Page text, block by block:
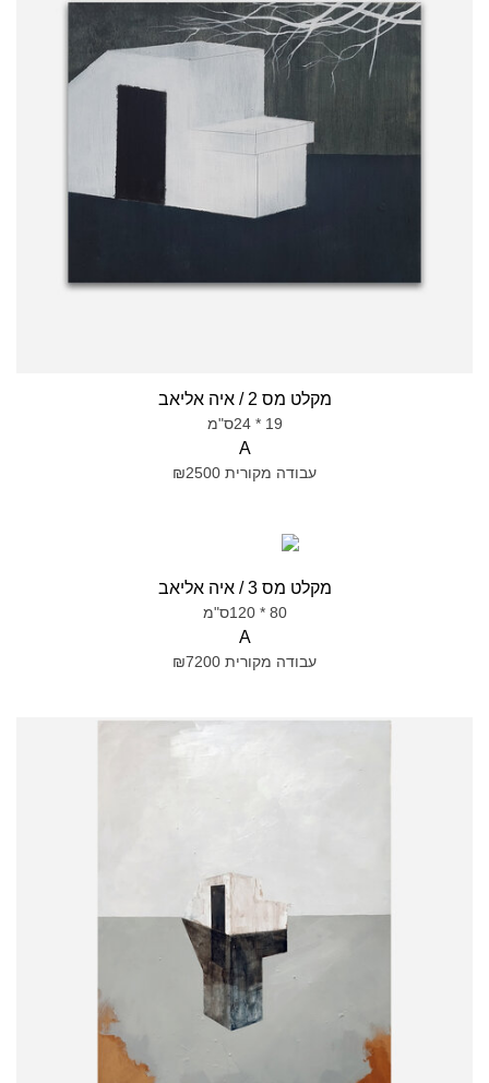
מקלט מס 2 / איה אליאב
19 * 24ס"מ
A
עבודה מקורית ₪2500
מקלט מס 3 / איה אליאב
80 * 120ס"מ
A
עבודה מקורית ₪7200